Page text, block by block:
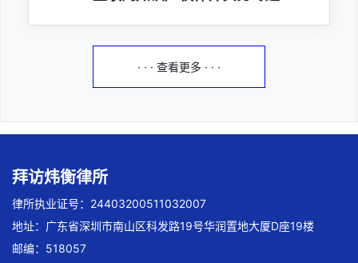
· · · 查看更多 · · ·
拜访炜衡律所
律所执业证号：24403200511032007
地址：广东省深圳市南山区科发路19号华润置地大厦D座19楼
邮编：518057